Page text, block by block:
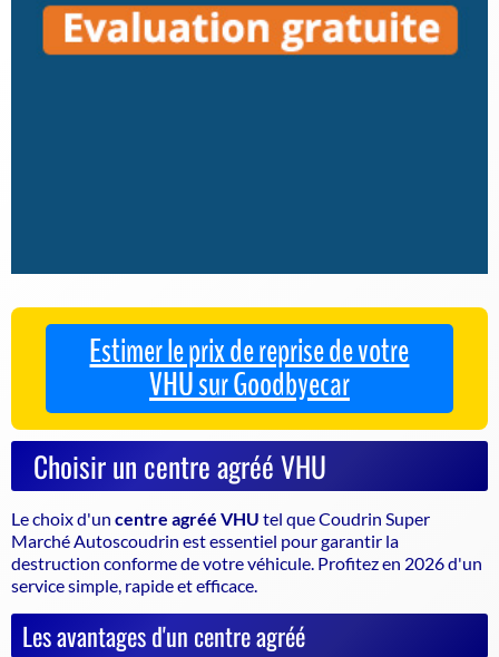
Estimer le prix de reprise de votre
VHU sur Goodbyecar
Choisir un centre agréé VHU
Le choix d'un centre agréé VHU tel que Coudrin Super
Marché Autoscoudrin est essentiel pour garantir la
destruction conforme de votre véhicule . Profitez en 2026 d'un
service simple, rapide et efficace.
Les avantages d'un centre agréé